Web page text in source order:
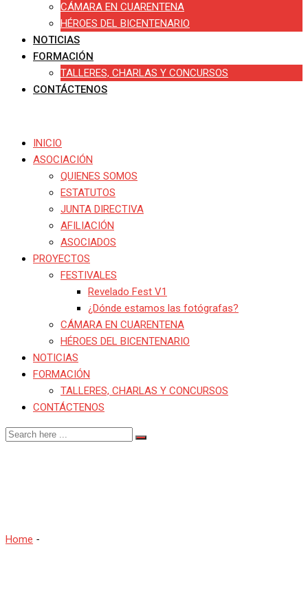
CÁMARA EN CUARENTENA
HÉROES DEL BICENTENARIO
NOTICIAS
FORMACIÓN
TALLERES, CHARLAS Y CONCURSOS
CONTÁCTENOS
INICIO
ASOCIACIÓN
QUIENES SOMOS
ESTATUTOS
JUNTA DIRECTIVA
AFILIACIÓN
ASOCIADOS
PROYECTOS
FESTIVALES
Revelado Fest V1
¿Dónde estamos las fotógrafas?
CÁMARA EN CUARENTENA
HÉROES DEL BICENTENARIO
NOTICIAS
FORMACIÓN
TALLERES, CHARLAS Y CONCURSOS
CONTÁCTENOS
Home -